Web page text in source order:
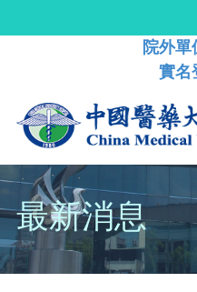
院外單
實名
最新消息